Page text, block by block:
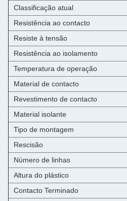
Classificação atual
Resistência ao contacto
Resiste à tensão
Resistência ao isolamento
Temperatura de operação
Material de contacto
Revestimento de contacto
Material isolante
Tipo de montagem
Rescisão
Número de linhas
Altura do plástico
Contacto Terminado